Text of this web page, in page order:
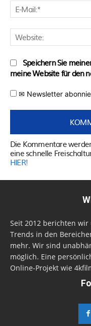
Speichern Sie
meine Website für den
✉ Newsletter
Die Kommentare
eine schnelle
HIER!
Seit 2012 berichten
Trends in den
mehr. Wir sind
möglich. Eine
Online-Projekt wie